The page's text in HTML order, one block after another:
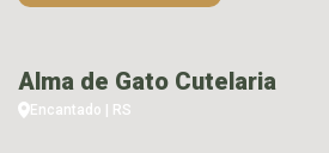
Alma de Gato Cutelaria
Encantado | RS